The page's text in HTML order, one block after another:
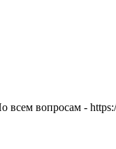
всем вопросам -